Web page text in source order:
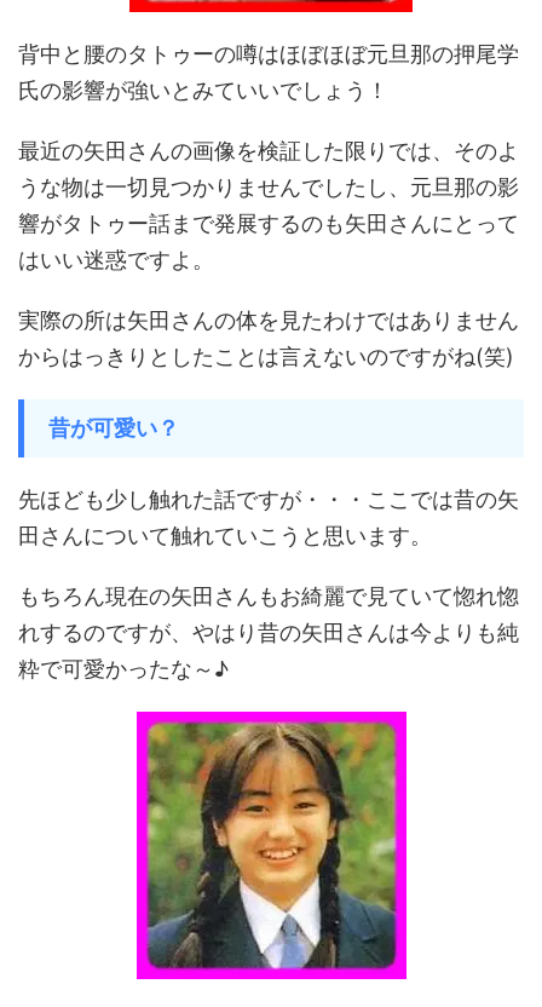
背中と腰のタトゥーの噂はほぼほぼ元旦那の押尾学
氏の影響が強いとみていいでしょう！
最近の矢田さんの画像を検証した限りでは、そのよ
うな物は一切見つかりませんでしたし、元旦那の影
響がタトゥー話まで発展するのも矢田さんにとって
はいい迷惑ですよ。
実際の所は矢田さんの体を見たわけではありません
からはっきりとしたことは言えないのですがね(笑)
昔が可愛い？
先ほども少し触れた話ですが・・・ここでは昔の矢
田さんについて触れていこうと思います。
もちろん現在の矢田さんもお綺麗で見ていて惚れ惚
れするのですが、やはり昔の矢田さんは今よりも純
粋で可愛かったな～♪